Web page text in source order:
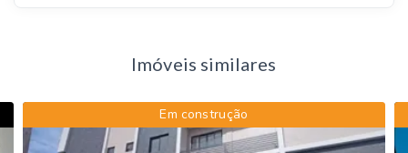
Imóveis similares
Em construção